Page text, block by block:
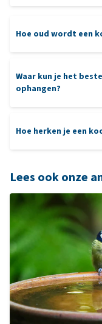
Hoe oud wordt een
Waar kun je het
ophangen?
Hoe herken je een
Lees ook onze